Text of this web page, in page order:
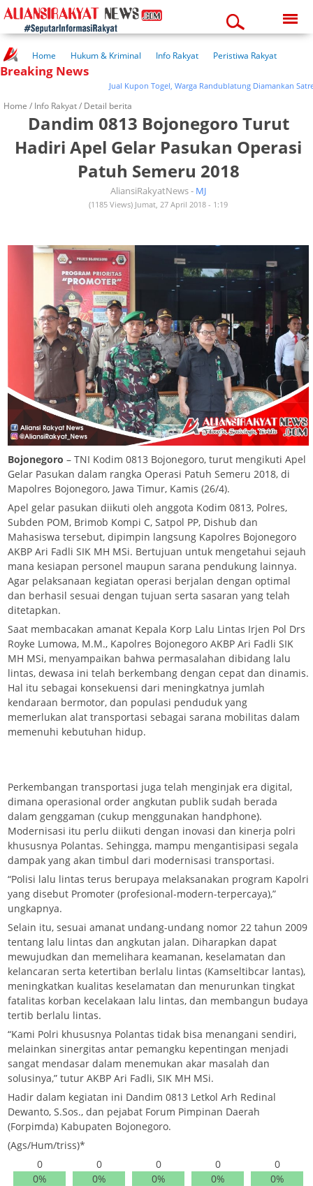
04:41:53 am
Home Hukum & Kriminal Info Rakyat
Peristiwa Rakyat
Kuliner Rakyat
Wisata Rakyat
Kesehatan
Breaking News
Jual Kupon Togel, Warga Randublatung Diamankan
Home / Info Rakyat/ Detail berita
Dandim 0813 Bojonegoro Turut
Hadiri Apel Gelar Pasukan Operasi
Patuh Semeru 2018
AliansiRakyatNews - MJ
(1185 Views) Jumat, 27 April 2018 - 1:19
Bojonegoro – TNI Kodim 0813 Bojonegoro, turut mengikuti Apel
Gelar Pasukan dalam rangka Operasi Patuh Semeru 2018, di
Mapolres Bojonegoro, Jawa Timur, Kamis (26/4).
Apel gelar pasukan diikuti oleh anggota Kodim 0813, Polres,
Subden POM, Brimob Kompi C, Satpol PP, Dishub dan
Mahasiswa tersebut, dipimpin langsung Kapolres Bojonegoro
AKBP Ari Fadli SIK MH MSi. Bertujuan untuk mengetahui sejauh
mana kesiapan personel maupun sarana pendukung lainnya.
Agar pelaksanaan kegiatan operasi berjalan dengan optimal
dan berhasil sesuai dengan tujuan serta sasaran yang telah
ditetapkan.
Saat membacakan amanat Kepala Korp Lalu Lintas Irjen Pol Drs
Royke Lumowa, M.M., Kapolres Bojonegoro AKBP Ari Fadli SIK
MH MSi, menyampaikan bahwa permasalahan dibidang lalu
lintas, dewasa ini telah berkembang dengan cepat dan dinamis.
Hal itu sebagai konsekuensi dari meningkatnya jumlah
kendaraan bermotor, dan populasi penduduk yang
memerlukan alat transportasi sebagai sarana mobilitas dalam
memenuhi kebutuhan hidup.
Perkembangan transportasi juga telah menginjak era digital,
dimana operasional order angkutan publik sudah berada
dalam genggaman (cukup menggunakan handphone).
Modernisasi itu perlu diikuti dengan inovasi dan kinerja polri
khususnya Polantas. Sehingga, mampu mengantisipasi segala
dampak yang akan timbul dari modernisasi transportasi.
“Polisi lalu lintas terus berupaya melaksanakan program Kapolri
yang disebut Promoter (profesional-modern-terpercaya),”
ungkapnya.
Selain itu, sesuai amanat undang-undang nomor 22 tahun 2009
tentang lalu lintas dan angkutan jalan. Diharapkan dapat
mewujudkan dan memelihara keamanan, keselamatan dan
kelancaran serta ketertiban berlalu lintas (Kamseltibcar lantas),
meningkatkan kualitas keselamatan dan menurunkan tingkat
fatalitas korban kecelakaan lalu lintas, dan membangun budaya
tertib berlalu lintas.
“Kami Polri khususnya Polantas tidak bisa menangani sendiri,
melainkan sinergitas antar pemangku kepentingan menjadi
sangat mendasar dalam menemukan akar masalah dan
solusinya,” tutur AKBP Ari Fadli, SIK MH MSi.
Hadir dalam kegiatan ini Dandim 0813 Letkol Arh Redinal
Dewanto, S.Sos., dan pejabat Forum Pimpinan Daerah
(Forpimda) Kabupaten Bojonegoro.
(Ags/Hum/triss)*
0
0%
0
0%
0
0%
0
0%
0
0%